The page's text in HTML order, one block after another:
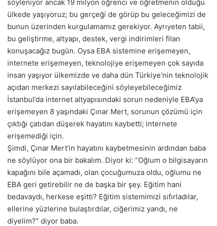
söyleniyor ancak 19 milyon öğrenci ve öğretmenin olduğu
ülkede yaşıyoruz; bu gerçeği de görüp bu geleceğimizi de
bunun üzerinden kurgulamamız gerekiyor. Ayrıyeten tabii,
bu geliştirme, altyapı, destek, vergi indirimleri filan
konuşacağız bugün. Oysa EBA sistemine erişemeyen,
internete erişemeyen, teknolojiye erişemeyen çok sayıda
insan yaşıyor ülkemizde ve daha dün Türkiye’nin teknolojik
açıdan merkezi sayılabileceğini söyleyebileceğimiz
İstanbul’da internet altyapısındaki sorun nedeniyle EBA’ya
erişemeyen 8 yaşındaki Çınar Mert, sorunun çözümü için
çıktığı çatıdan düşerek hayatını kaybetti; internete
erişemediği için.
Şimdi, Çınar Mert’in hayatını kaybetmesinin ardından baba
ne söylüyor ona bir bakalım. Diyor ki: “Oğlum o bilgisayarın
kapağını bile açamadı, olan çocuğumuza oldu, oğlumu ne
EBA geri getirebilir ne de başka bir şey. Eğitim hani
bedavaydı, herkese eşitti? Eğitim sistemimizi sıfırladılar,
ellerine yüzlerine bulaştırdılar, ciğerimiz yandı, ne
diyelim?” diyor baba.